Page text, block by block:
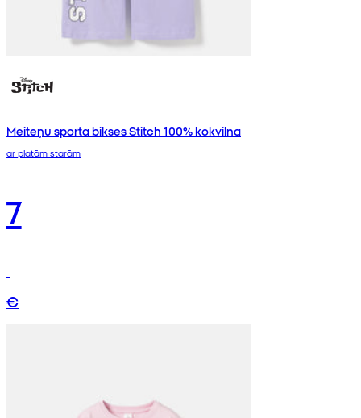
Meiteņu sporta bikses Stitch 100% kokvilna
ar platām starām
7
€